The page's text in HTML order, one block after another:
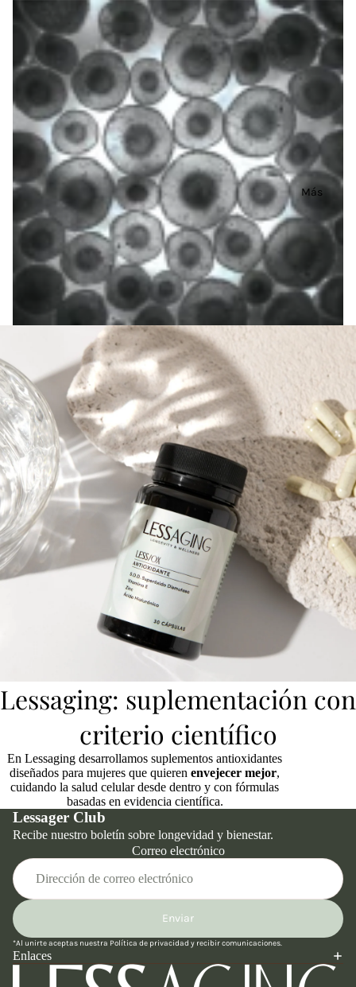
Más
Lessaging: suplementación con
criterio científico
En Lessaging desarrollamos suplementos antioxidantes
diseñados para mujeres que quieren envejecer mejor,
cuidando la salud celular desde dentro y con fórmulas
basadas en evidencia científica.
Lessager Club
Recibe nuestro boletín sobre longevidad y bienestar.
Correo electrónico
Enviar
*Al unirte aceptas nuestra Política de privacidad y recibir comunicaciones.
Enlaces
Política de privacidad
Términos del servicio